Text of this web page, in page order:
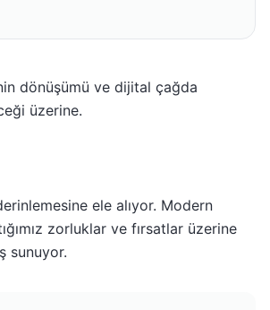
dönüşümü ve dijital çağda
üzerine.
ele alıyor. Modern
zorluklar ve fırsatlar üzerine
sunuyor.